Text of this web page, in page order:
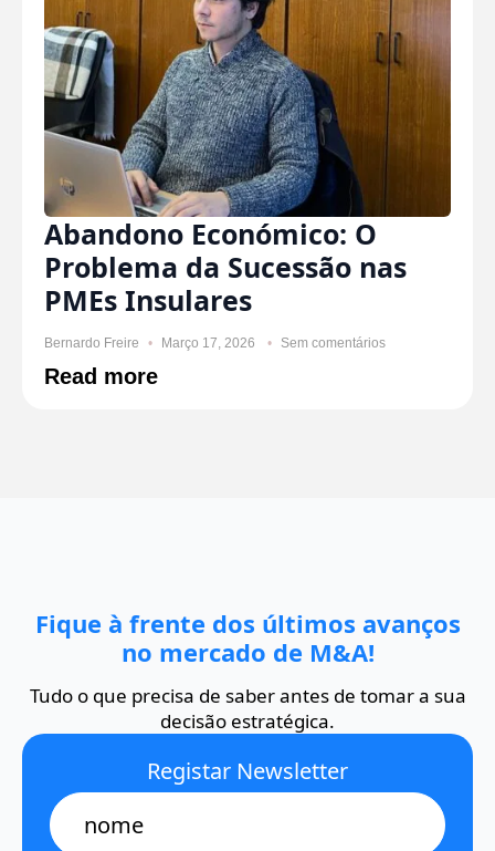
Abandono Económico: O
Problema da Sucessão nas
PMEs Insulares
Bernardo Freire Março 17, 2026 Sem comentários
Read more
Fique à frente dos últimos avanços
no mercado de M&A!
Tudo o que precisa de saber antes de tomar a sua
decisão estratégica.
Registar Newsletter
Name